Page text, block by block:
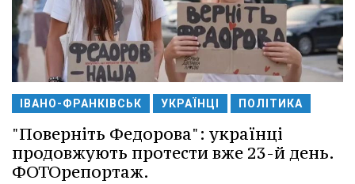
ІВАНО-ФРАНКІВСЬК УКРАЇНЦІ ПОЛІТИКА
"Поверніть Федорова": українці
продовжують протести вже 23-й день.
ФОТОрепортаж.